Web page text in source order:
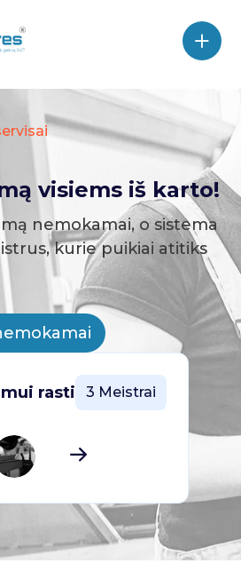
visiems iš karto!
nemokamai, o sistema
kurie puikiai atitiks
rasti 3 Meistrai